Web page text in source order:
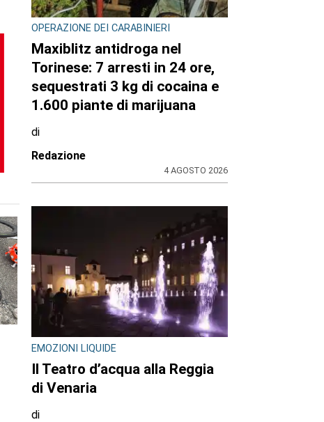
OPERAZIONE DEI CARABINIERI
Maxiblitz antidroga nel
Torinese: 7 arresti in 24 ore,
sequestrati 3 kg di cocaina e
1.600 piante di marijuana
di
Redazione
4 AGOSTO 2026
EMOZIONI LIQUIDE
Il Teatro d’acqua alla Reggia
di Venaria
di